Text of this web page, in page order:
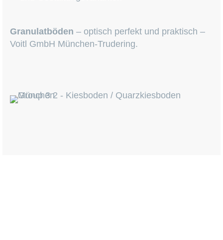
Granulatböden – optisch perfekt und praktisch –
Voitl GmbH München-Trudering.